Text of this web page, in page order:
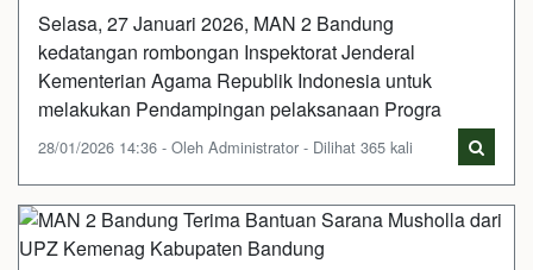
Selasa, 27 Januari 2026, MAN 2 Bandung
kedatangan rombongan Inspektorat Jenderal
Kementerian Agama Republik Indonesia untuk
melakukan Pendampingan pelaksanaan Progra
28/01/2026 14:36 - Oleh Administrator - Dilihat 365 kali